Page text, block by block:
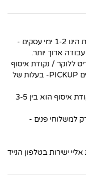
1. זמן עיבוד ההזמנה לכלל הפריטים בחנות הינו 1-2 ימי עסקים -
ארוך יותר.
ללוקר / נקודת איסוף
לבחירת הלקוח באמצעות חברת המשלוחים PICKUP- בעלות של
זמן אספקת המוצרים במשלוח ללוקר / נקודת איסוף הוא בין 3-5
למשלוחי פנים -
ישירות בטלפון הנייד